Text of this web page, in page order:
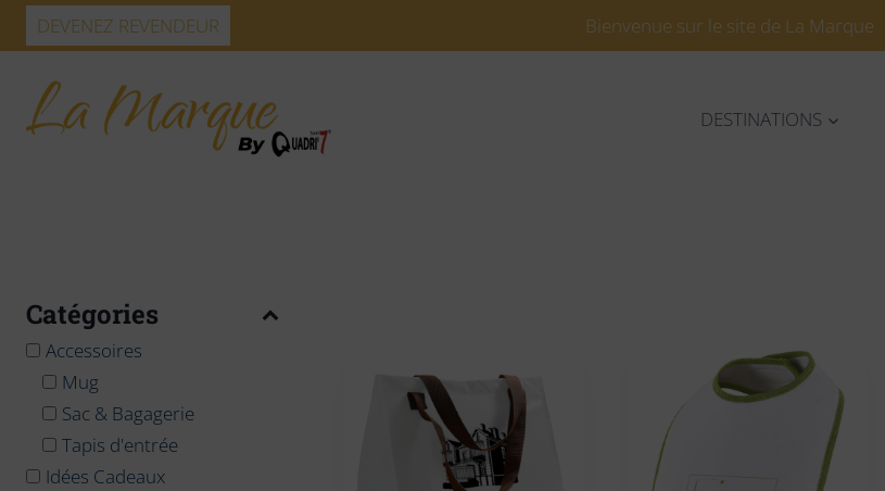
Skip DEVENEZ REVENDEUR Bienvenue sur le site de La Marque
DESTINATIONS
Catégories
Accessoires
Mug
Sac & Bagagerie
Tapis d'entrée
Idées Cadeaux